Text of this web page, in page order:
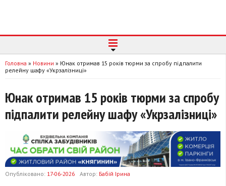
Головна » Новини » Юнак отримав 15 років тюрми за спробу підпалити
релейну шафу «Укрзалізниці»
Юнак отримав 15 років тюрми за спробу
підпалити релейну шафу «Укрзалізниці»
Опубліковано: 17-06-2026 Автор: Бабій Ірина